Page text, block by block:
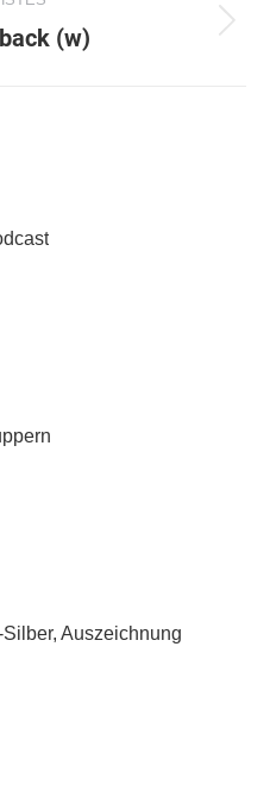
Nächster
(w)
Auszeichnung